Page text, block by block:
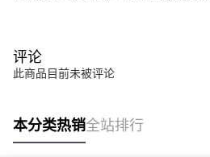
评论
此商品目前未被评论
本分类热销全站排行